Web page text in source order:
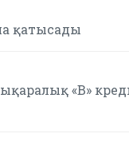
қатысады
«B»